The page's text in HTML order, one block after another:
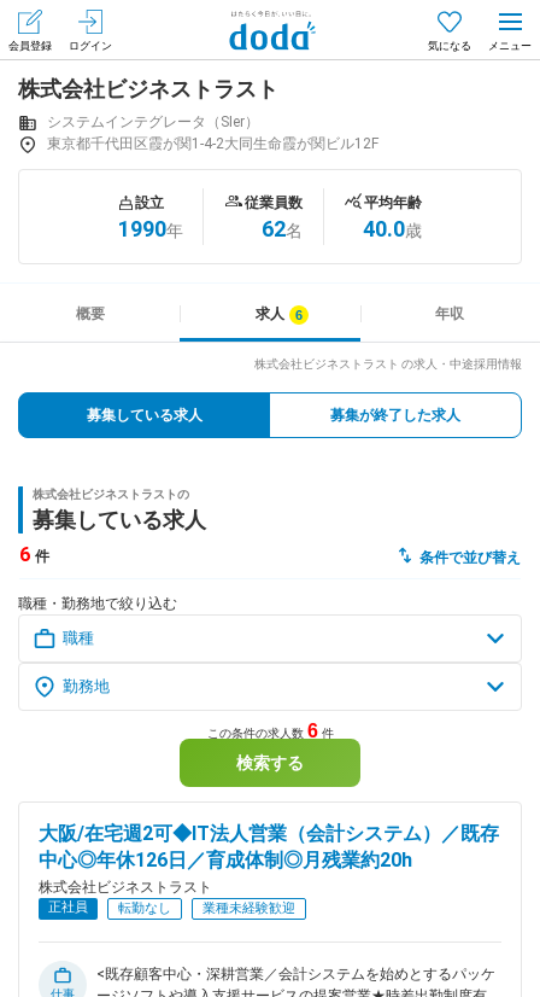
会員登録 ログイン 気になる
会員登録（無料）
はじめてdodaをご利用される方へ
求人を紹介してもらう
知りたい・聞きたい
専門サイト
対応時間：10:00～22:00(日曜・年末年始を除く)
自動案内は24時間365日対応
転職の「モヤモヤ」、一人で悩まず
気軽に相談してみませんか？
dodaの使い方は？
ヘルプ サイトマップ
株式会社ビジネストラスト
システムインテグレータ（SIer）
東京都千代田区霞が関1-4-2大同生命霞が関ビル12F
設立
1990年
従業員数
62名
平均年齢
40.0歳
概要 求人 年収
株式会社ビジネストラスト の求人・中途採用情報
募集している求人 募集が終了した求人
株式会社ビジネストラストの
募集している求人
6 件 条件で並び替え
職種・勤務地で絞り込む
この条件の求人数 6件
検索する
大阪/在宅週2可◆IT法人営業（会計システム）／既存
中心◎年休126日／育成体制◎月残業約20h
株式会社ビジネストラスト
正社員 転勤なし 業種未経験歓迎
仕事
<既存顧客中心・深耕営業／会計システムを始めとするパッケ